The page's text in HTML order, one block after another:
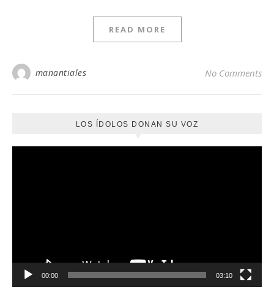
READ MORE
manantiales No Comments
LOS ÍDOLOS DONAN SU VOZ
00:00 03:10